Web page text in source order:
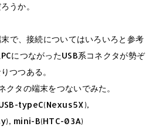
うか。
で、接続についてはいろいろと参考
につながったUSB系コネクタが勢ぞ
つつある。
クタの端末をつないでみた。
typeC(Nexus5X),
mini-B(HTC-03A)